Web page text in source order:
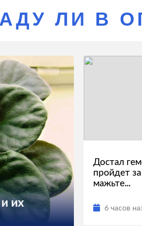
ЛИ В
их
Достал
пройдет
мажьте...
6 часов